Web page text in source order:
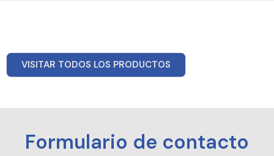
VISITAR TODOS LOS PRODUCTOS
Formulario de contacto